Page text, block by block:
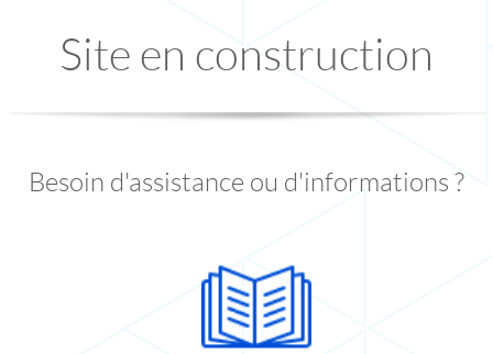
Site en construction
Besoin d'assistance ou d'informations ?